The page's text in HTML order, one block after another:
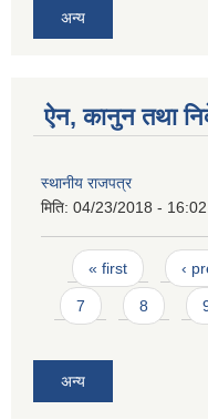
अन्य
ऐन, कानुन तथा
स्थानीय राजपत्र
मिति: 04/23/2018 - 16:02
Pages
« first ‹
7 8
अन्य